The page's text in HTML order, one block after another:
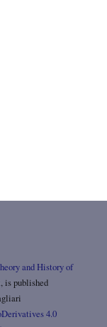
and History of
, is published
4.0